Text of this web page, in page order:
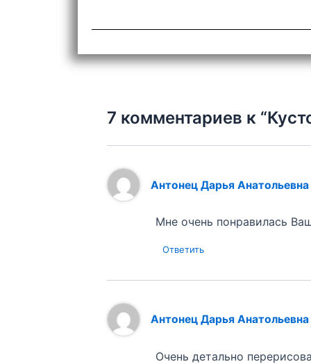
7 комментариев к
Антонец Дарья Анатольевна
Мне очень понравилась
Ответить
Антонец Дарья Анатольевна
Очень детально